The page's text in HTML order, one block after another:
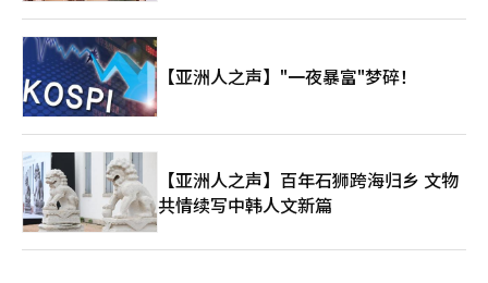
行为的持续性和对母性保护的侵害程度，将决定A中校的处分程
度。
【亚洲人之声】"一夜暴富"梦碎！
【亚洲人之声】百年石狮跨海归乡 文物
共情续写中韩人文新篇